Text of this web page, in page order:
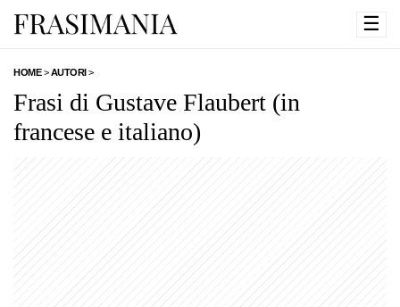
☰
HOME>AUTORI>
Frasi di Gustave Flaubert (in
francese e italiano)